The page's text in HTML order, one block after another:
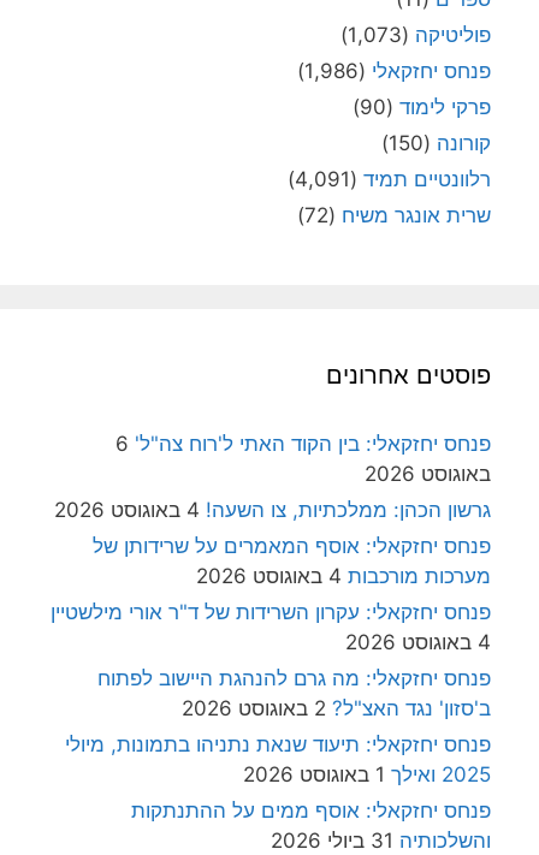
פוליטיקה (1,073)
פנחס יחזקאלי (1,986)
פרקי לימוד (90)
קורונה (150)
רלוונטיים תמיד (4,091)
שרית אונגר משיח (72)
פוסטים אחרונים
פנחס יחזקאלי: בין הקוד האתי ל'רוח צה"ל' 6
באוגוסט 2026
גרשון הכהן: ממלכתיות, צו השעה! 4 באוגוסט 2026
פנחס יחזקאלי: אוסף המאמרים על שרידותן של
מערכות מורכבות 4 באוגוסט 2026
פנחס יחזקאלי: עקרון השרידות של ד"ר אורי מילשטיין
4 באוגוסט 2026
פנחס יחזקאלי: מה גרם להנהגת היישוב לפתוח
ב'סזון' נגד האצ"ל? 2 באוגוסט 2026
פנחס יחזקאלי: תיעוד שנאת נתניהו בתמונות, מיולי
2025 ואילך
1 באוגוסט 2026
פנחס יחזקאלי: אוסף ממים על ההתנתקות
והשלכותיה 31 ביולי 2026